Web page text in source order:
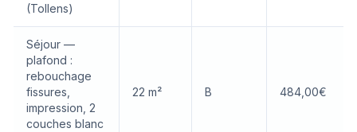
(Tollens)
Séjour —
plafond :
rebouchage
fissures,
impression, 2
couches blanc
22 m² B 484,00€